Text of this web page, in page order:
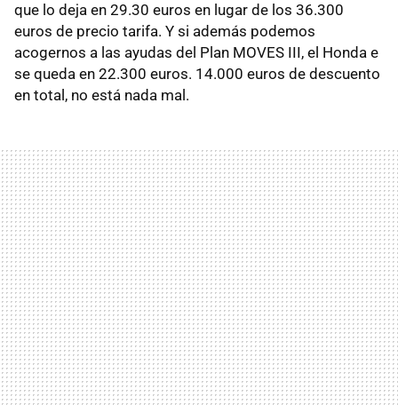
que lo deja en 29.30 euros en lugar de los 36.300
euros de precio tarifa. Y si además podemos
acogernos a las ayudas del Plan MOVES III, el Honda e
se queda en 22.300 euros. 14.000 euros de descuento
en total, no está nada mal.